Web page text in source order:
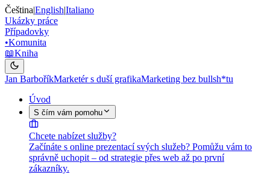
Čeština|English|Italiano
Ukázky práce
Případovky
•Komunita
📖Kniha
Jan BarboříkMarketér s duší grafikaMarketing bez bullsh*tu
Úvod
S čím vám pomohu
Chcete nabízet služby?
Začínáte s online prezentací svých služeb? Pomůžu vám to
správně uchopit – od strategie přes web až po první
zákazníky.